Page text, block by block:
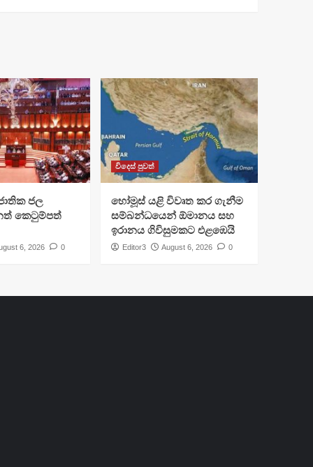
ජල
කෙටුම්පත්
6, 2026 0
විදෙස් පුවත්
හෝමූස් යළි විවෘත කර ගැනීම
සම්බන්ධයෙන් ඕමානය සහ
ඉරානය ගිවිසුමකට එළඹෙයි
Editor3 August 6, 2026 0